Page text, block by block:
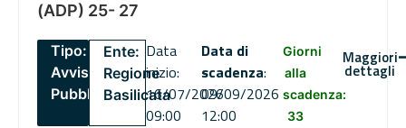
(ADP) 25- 27
Tipo:
Avviso
Pubblico
Ente:
Regione
Basilicata
Data
inizio:
16/07/2026
09:00
Data di
scadenza:
09/09/2026
12:00
Giorni
alla
scadenza:
33
Maggiori
dettagli